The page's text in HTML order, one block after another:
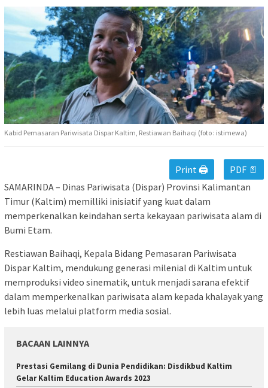
Kabid Pemasaran Pariwisata Dispar Kaltim, Restiawan Baihaqi (foto : istimewa)
Print 🖨
PDF 📄
SAMARINDA – Dinas Pariwisata (Dispar) Provinsi Kalimantan
Timur (Kaltim) memilliki inisiatif yang kuat dalam
memperkenalkan keindahan serta kekayaan pariwisata alam di
Bumi Etam.
Restiawan Baihaqi, Kepala Bidang Pemasaran Pariwisata
Dispar Kaltim, mendukung generasi milenial di Kaltim untuk
memproduksi video sinematik, untuk menjadi sarana efektif
dalam memperkenalkan pariwisata alam kepada khalayak yang
lebih luas melalui platform media sosial.
BACAAN LAINNYA
Prestasi Gemilang di Dunia Pendidikan: Disdikbud Kaltim
Gelar Kaltim Education Awards 2023